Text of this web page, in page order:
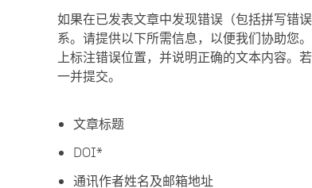
如果在已发表文章中发现错误（包括拼写错
系。请提供以下所需信息，以便我们协助您
上标注错误位置，并说明正确的文本内容。
一并提交。
文章标题
DOI*
通讯作者姓名及邮箱地址